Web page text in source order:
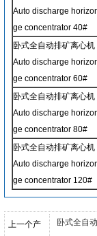
Auto discharge
ge concentrator 40#
卧式全自动排矿离心机
Auto discharge
ge concentrator 60#
卧式全自动排矿离心机
Auto discharge
ge concentrator 80#
卧式全自动排矿离心机
Auto discharge
ge concentrator 120#
上一个产 卧式全自